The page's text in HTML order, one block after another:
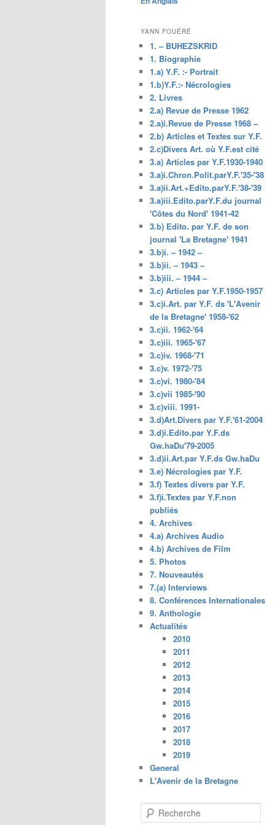
principal
YANN FOUÉRÉ
1. – BUHEZSKRID
1. Biographie
1.a) Y.F. :- Portrait
1.b)Y.F.:- Nécrologies
2. Livres
2.a) Revue de Presse 1962
2.a)i.Revue de Presse 1968 –
2.b) Articles et Textes sur Y.F.
2.c)Divers Art. où Y.F.est cité
3.a) Articles par Y.F.1930-1940
3.a)i.Chron.Polit.parY.F.'35-'38
3.a)ii.Art.+Edito.parY.F.'38-'39
3.a)iii.Edito.parY.F.du journal
'Côtes du Nord' 1941-42
3.b) Edito. par Y.F. de son
journal 'La Bretagne' 1941
3.b)i. – 1942 –
3.b)ii. – 1943 –
3.b)iii. – 1944 –
3.c) Articles par Y.F.1950-1957
3.c)i.Art. par Y.F. ds 'L'Avenir
de la Bretagne' 1958-'62
3.c)ii. 1962-'64
3.c)iii. 1965-'67
3.c)iv. 1968-'71
3.c)v. 1972-'75
3.c)vi. 1980-'84
3.c)vii 1985-'90
3.c)viii. 1991-
3.d)Art.Divers par Y.F.'61-2004
3.d)i.Edito.par Y.F.ds
Gw.haDu'79-2005
3.d)ii.Art.par Y.F.ds Gw.haDu
3.e) Nécrologies par Y.F.
3.f) Textes divers par Y.F.
3.f)i.Textes par Y.F.non
publiés
4. Archives
4.a) Archives Audio
4.b) Archives de Film
5. Photos
7. Nouveautés
7.(a) Interviews
8. Conférences Internationales
9. Anthologie
Actualités
2010
2011
2012
2013
2014
2015
2016
2017
2018
2019
General
L'Avenir de la Bretagne
e